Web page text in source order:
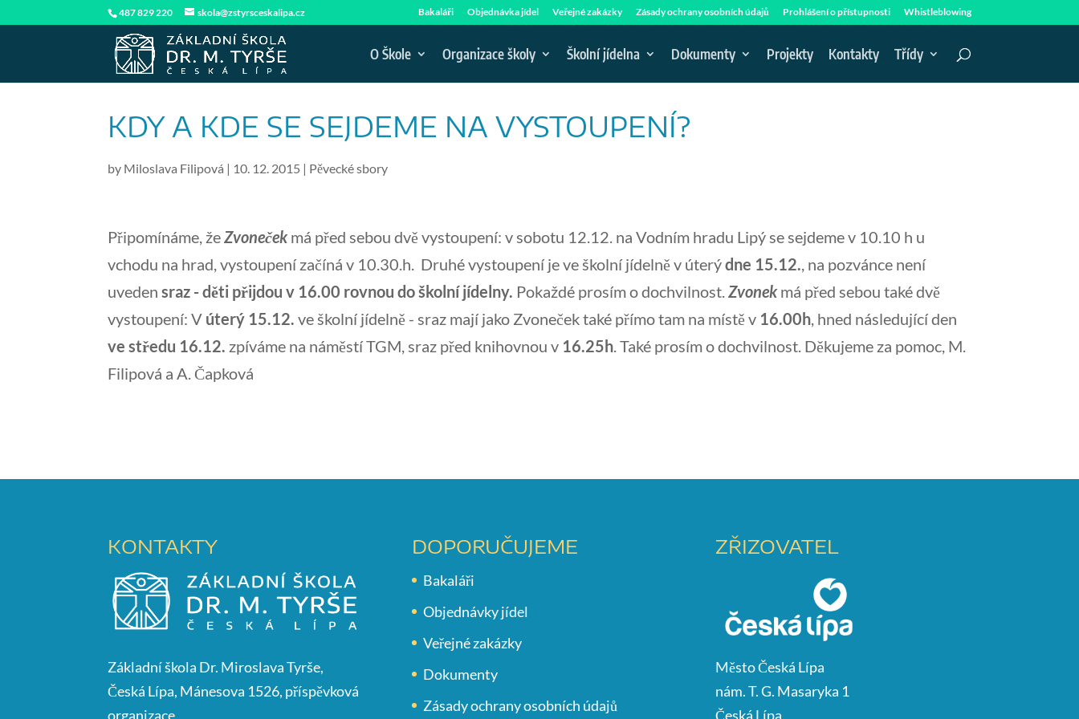
487 829 220 skola@zstyrsceskalipa.cz Bakaláři Objednávka jídel Veřejné zakázky Zásady ochrany osobních údajů Prohlášení o přístupnosti Whistleblowing
O Škole Organizace školy Školní jídelna Dokumenty Projekty Kontakty Třídy
KDY A KDE SE SEJDEME NA VYSTOUPENÍ?
by Miloslava Filipová | 10. 12. 2015 | Pěvecké sbory
Připomínáme, žeZvonečekmá před sebou dvě vystoupení: v sobotu 12.12. na Vodním hradu Lipý se sejdeme v 10.10 h u
vchodu na hrad, vystoupení začíná v 10.30.h. Druhé vystoupení je ve školní jídelně v úterýdne 15.12., na pozvánce není
uveden sraz - děti přijdou v 16.00 rovnou do školní jídelny. Pokaždé prosím o dochvilnost.Zvonekmá před sebou také dvě
vystoupení: V úterý 15.12. ve školní jídelně - sraz mají jako Zvoneček také přímo tam na místě v 16.00h, hned následující den
ve středu 16.12. zpíváme na náměstí TGM, sraz před knihovnou v 16.25h. Také prosím o dochvilnost. Děkujeme za pomoc, M.
Filipová a A. Čapková
KONTAKTY
Základní škola Dr. Miroslava Tyrše,
Česká Lípa, Mánesova 1526, příspěvková
organizace
DOPORUČUJEME
Bakaláři
Objednávky jídel
Veřejné zakázky
Dokumenty
Zásady ochrany osobních údajů
ZŘIZOVATEL
Město Česká Lípa
nám. T. G. Masaryka 1
Česká Lípa